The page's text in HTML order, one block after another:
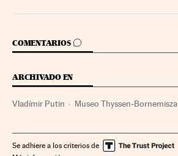
COMENTARIOS
IR A LOS COMENTARIOS
ARCHIVADO EN
Vladímir Putin Museo Thyssen-Bornemisza
Instituciones culturales Deportes acuáticos
Se adhiere a los criterios de